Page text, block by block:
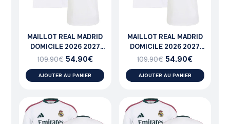
MAILLOT REAL MADRID
DOMICILE 2026 2027
VALVERDE
109.90€ 54.90€
AJOUTER AU PANIER
MAILLOT REAL MADRID
DOMICILE 2026 2027
RODRYGO
109.90€ 54.90€
AJOUTER AU PANIER